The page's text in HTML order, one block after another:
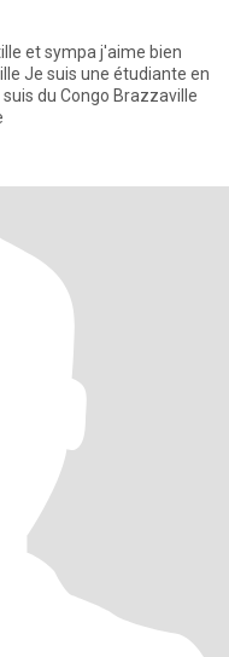
Je suis une étudiante en
du Congo Brazzaville